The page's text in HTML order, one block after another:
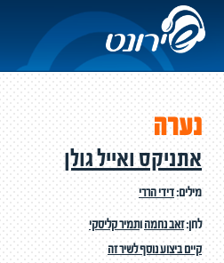
נערה
אתניקס ואייל גולן
מילים:דידי הררי
לחן:זאב נחמהותמיר קליסקי
קיים ביצוע נוסף לשיר זה